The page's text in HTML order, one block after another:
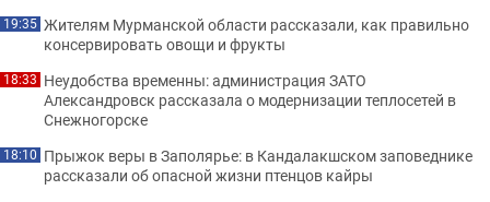
19:35 Жителям Мурманской области рассказали, как правильно
консервировать овощи и фрукты
18:33 Неудобства временны: администрация ЗАТО
Александровск рассказала о модернизации теплосетей в
Снежногорске
18:10 Прыжок веры в Заполярье: в Кандалакшском заповеднике
рассказали об опасной жизни птенцов кайры